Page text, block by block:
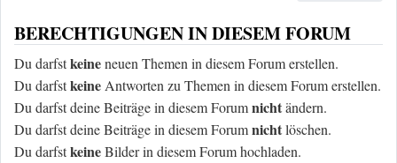
BERECHTIGUNGEN IN DIESEM FORUM
Du darfstkeineneuen Themen in diesem Forum erstellen.
Du darfstkeine Antworten zu Themen in diesem Forum erstellen.
Du darfst deine Beiträge in diesem Forumnichtändern.
Du darfst deine Beiträge in diesem Forumnichtlöschen.
Du darfstkeineBilder in diesem Forum hochladen.